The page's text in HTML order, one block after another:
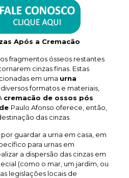
Após a Cremacão
fragmentos ósseos restantes
cinzas finas. Estas
em uma urna
formatos e materiais,
cremacão de ossos pós
Paulo Afonso oferece, então,
das cinzas.
guardar a urna em casa, em
para urnas em
a dispersão das cinzas em
(como o mar, um jardim, ou
legislações locais de